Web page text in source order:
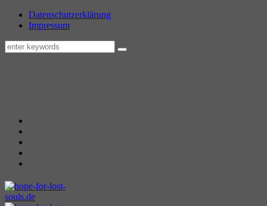
Datenschutzerklärung
Impressum